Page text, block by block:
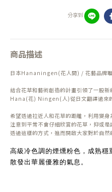
分享到
商品描述
日本Hananingen(花人間) / 花藝品牌
結合花草和藝術創造的計畫引領了一股新
Hana(花) Ningen(人)從日文翻譯過來
希望透過拉近人和花草的距離，利用變身
注意到平常不會仔細欣賞的花草，抑或是
透過這樣的方式，進而開啟大家對於自然
高級冷色調的煙燻粉色，成熟穩
散發出華麗優雅的氣息。